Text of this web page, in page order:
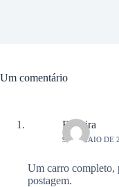
Um comentário
Ferreira
9 DE MAIO DE
Um carro
postagem.